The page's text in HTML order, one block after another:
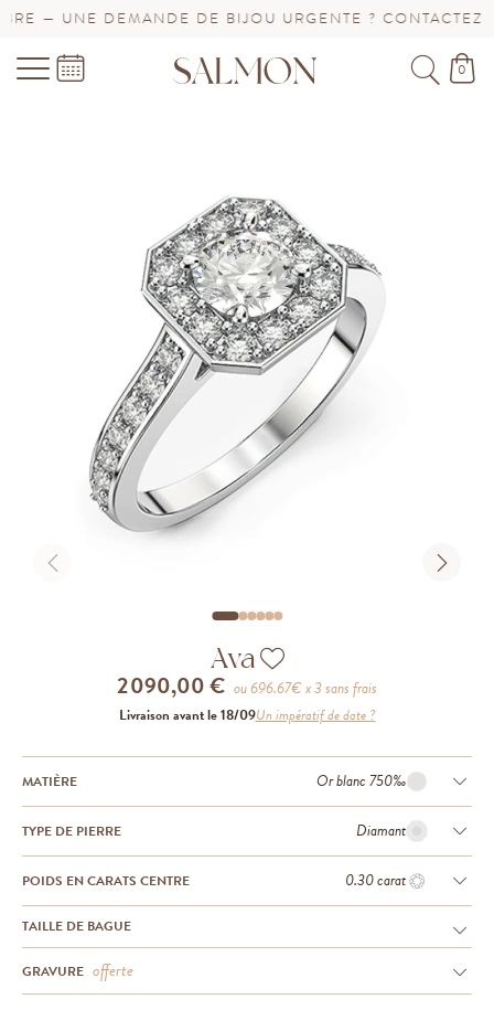
— UNE DEMANDE DE BIJOU URGENTE ? CONTACTEZ-
0
Ava
2 090,00 € ou696.67€ x 3 sans frais
Livraison avant le 18/09Un impératif de date ?
MATIÈRE Or blanc 750‰
TYPE DE PIERRE Diamant
POIDS EN CARATS CENTRE 0.30 carat
TAILLE DE BAGUE
GRAVURE offerte